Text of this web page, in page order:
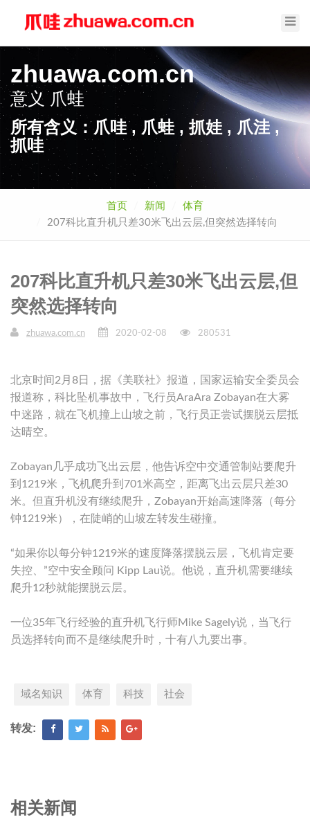
zhuawa.com.cn
意义 爪蛙
所有含义：爪哇 , 爪蛙 , 抓娃 , 爪洼 ,
抓哇
首页 新闻
体育
207科比直升机只差30米飞出云层,但突然选择转向
207科比直升机只差30米飞出云层,但
突然选择转向
zhuawa.com.cn 2020-02-08 280531
北京时间2月8日，据《美联社》报道，国家运输安全委员会
报道称，科比坠机事故中，飞行员AraAra Zobayan在大雾
中迷路，就在飞机撞上山坡之前，飞行员正尝试摆脱云层抵
达晴空。
Zobayan几乎成功飞出云层，他告诉空中交通管制站要爬升
到1219米，飞机爬升到701米高空，距离飞出云层只差30
米。但直升机没有继续爬升，Zobayan开始高速降落（每分
钟1219米），在陡峭的山坡左转发生碰撞。
“如果你以每分钟1219米的速度降落摆脱云层，飞机肯定要
失控、”空中安全顾问 Kipp Lau说。他说，直升机需要继续
爬升12秒就能摆脱云层。
一位35年飞行经验的直升机飞行师Mike Sagely说，当飞行
员选择转向而不是继续爬升时，十有八九要出事。
域名知识 体育 科技 社会
转发:
相关新闻